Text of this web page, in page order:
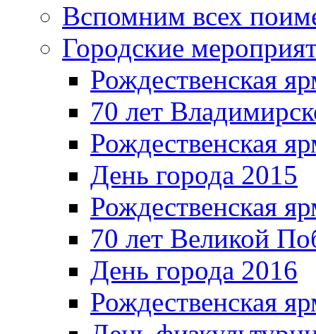
Вспомним всех
Городские
Рождественская
70 лет
Рождественская
День города 2015
Рождественская
70 лет Великой
День города 2016
Рождественская